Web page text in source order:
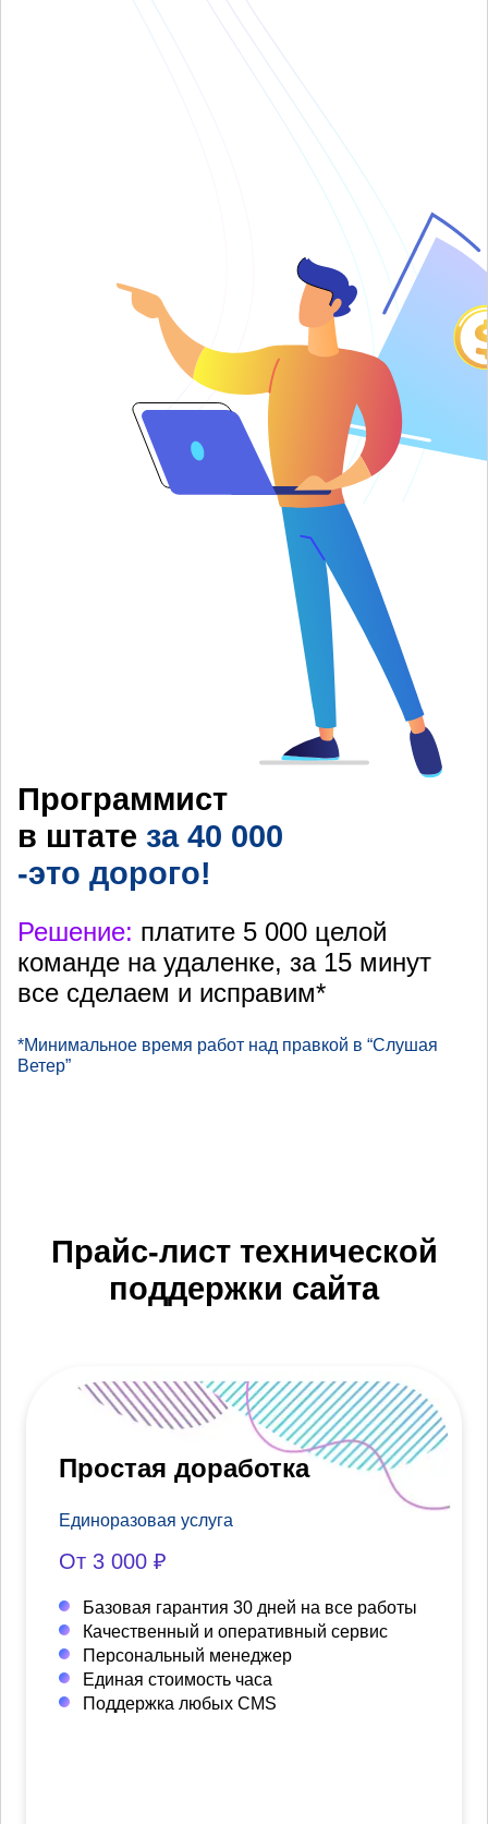
Программист
в штате за 40 000
-это дорого!
Решение: платите 5 000 целой
команде на удаленке, за 15 минут
все сделаем и исправим*
*Минимальное время работ над правкой в “Слушая
Ветер”
Прайс-лист технической
поддержки сайта
Простая доработка
Единоразовая услуга
От 3 000 ₽
Базовая гарантия 30 дней на все работы
Качественный и оперативный сервис
Персональный менеджер
Единая стоимость часа
Поддержка любых CMS